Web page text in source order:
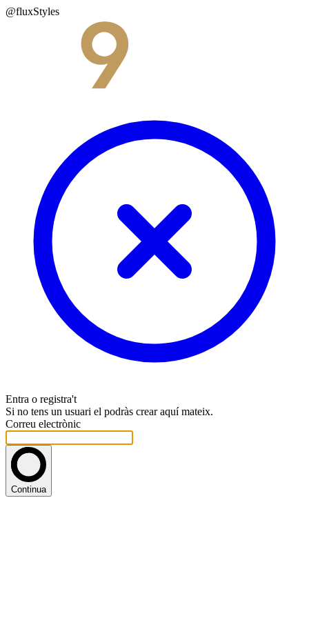
@fluxStyles
Entra o registra't
Si no tens un usuari el podràs crear aquí mateix.
Correu electrònic
Continua